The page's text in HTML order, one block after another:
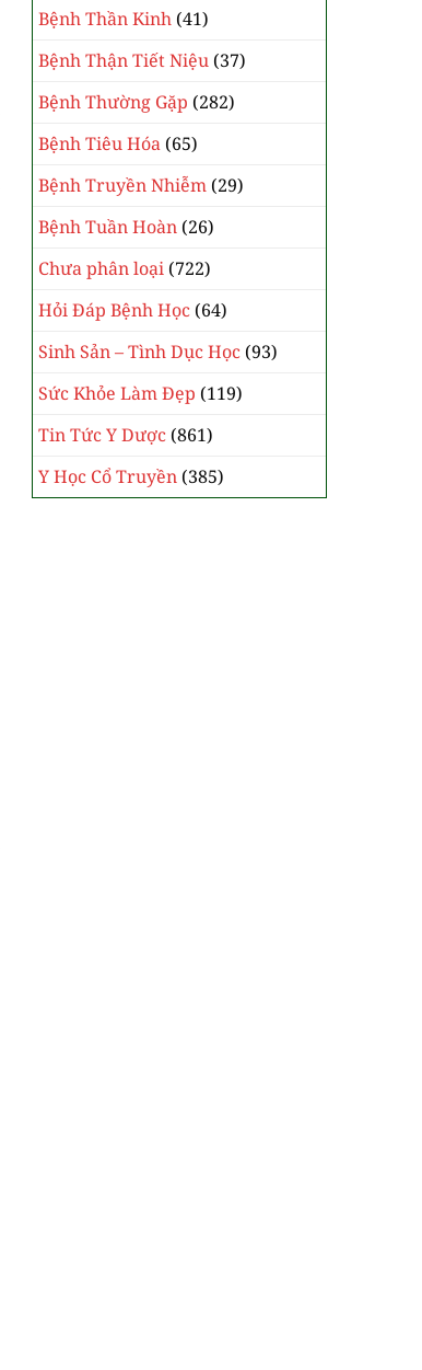
Bệnh Thần Kinh (41)
Bệnh Thận Tiết Niệu (37)
Bệnh Thường Gặp (282)
Bệnh Tiêu Hóa (65)
Bệnh Truyền Nhiễm (29)
Bệnh Tuần Hoàn (26)
Chưa phân loại (722)
Hỏi Đáp Bệnh Học (64)
Sinh Sản – Tình Dục Học (93)
Sức Khỏe Làm Đẹp (119)
Tin Tức Y Dược (861)
Y Học Cổ Truyền (385)